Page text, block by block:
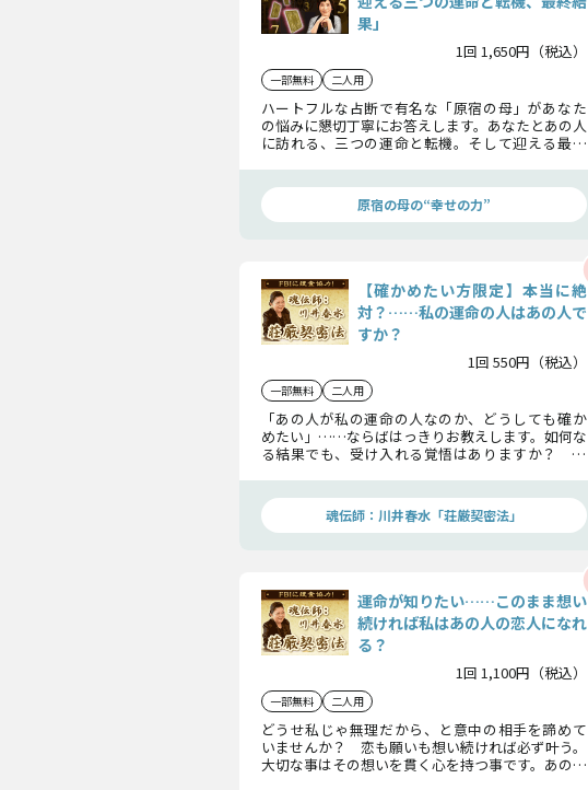
果」
1回 1,650円（税込）
一部無料 二人用
ハートフルな占断で有名な「原宿の母」があなた
の悩みに懇切丁寧にお答えします。あなたとあの人
に訪れる、三つの運命と転機。そして迎える最終
原宿の母の“幸せの力”
【確かめたい方限定】本当に絶
対？……私の運命の人はあの人で
すか？
1回 550円（税込）
一部無料 二人用
「あの人が私の運命の人なのか、どうしても確か
めたい」……ならばはっきりお教えします。如何な
る結果でも、受け入れる覚悟はありますか？ さ
魂伝師：川井春水「荘厳契密法」
運命が知りたい……このまま想い
続ければ私はあの人の恋人になれ
る？
1回 1,100円（税込）
一部無料 二人用
どうせ私じゃ無理だから、と意中の相手を諦めて
いませんか？ 恋も願いも想い続ければ必ず叶う。
大切な事はその想いを貫く心を持つ事です。あの人